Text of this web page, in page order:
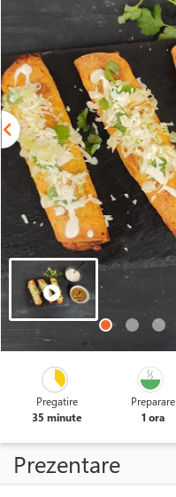
Pregatire
35 minute
Preparare
1 ora
Prezentare